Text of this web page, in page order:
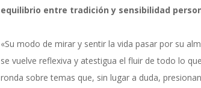
equilibrio entre tradición y sensibilidad
«Su modo de mirar y sentir la vida pasar por su
se vuelve reflexiva y atestigua el fluir de todo lo
ronda sobre temas que, sin lugar a duda,